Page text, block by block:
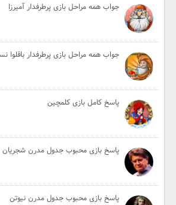
جواب همه مراحل بازی پرطرفدار آمیرزا
جواب همه مراحل بازی پرطرفدار باقلوا
پاسخ کامل بازی کلمچین
پاسخ بازی محبوب جدول مدرن شجریان
پاسخ بازی محبوب جدول مدرن نیوتن